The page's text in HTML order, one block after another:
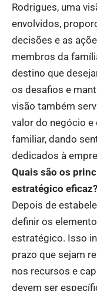
Rodrigues, uma
envolvidos,
decisões e as
membros da
destino que
os desafios e
visão também
valor do negócio
familiar, dando
dedicados à
Quais são os
estratégico eficaz?
Depois de
definir os
estratégico. Isso
prazo que sejam
nos recursos e
devem ser